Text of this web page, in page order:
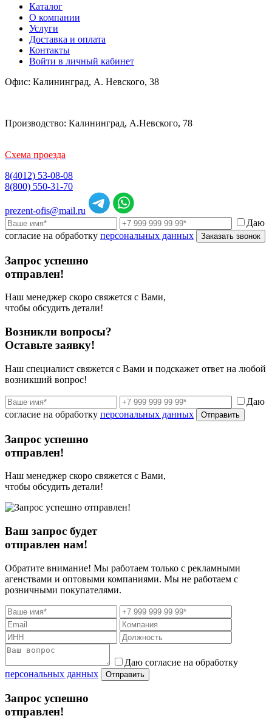
Каталог
О компании
Услуги
Доставка и оплата
Контакты
Войти в личный кабинет
Офис: Калининград, А. Невского, 38
Производство: Калининград, А.Невского, 78
Схема проезда
8(4012) 53-08-08
8(800) 550-31-70
prezent-ofis@mail.ru
Даю
согласие на обработку персональных данных Заказать звонок
Запрос успешно
отправлен!
Наш менеджер скоро свяжется с Вами,
чтобы обсудить детали!
Возникли вопросы?
Оставьте заявку!
Наш специалист свяжется с Вами и подскажет ответ на любой
возникший вопрос!
Даю
согласие на обработку персональных данных Отправить
Запрос успешно
отправлен!
Наш менеджер скоро свяжется с Вами,
чтобы обсудить детали!
Ваш запрос будет
отправлен нам!
Обратите внимание! Мы работаем только с рекламными
агенствами и оптовыми компаниями. Мы не работаем с
розничными покупателями.
Даю согласие на обработку
персональных данных
Отправить
Запрос успешно
отправлен!